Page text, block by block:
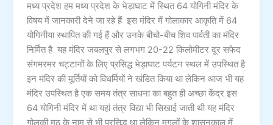
मध्य प्रदेश हम मध्य प्रदेश के भेड़ाघाट में स्थित 64 योगिनी मंदिर के
विषय में जानकारी देने जा रहे हैं इस मंदिर में गोलाकार आकृति में 64
योगिनीया स्थापित की गई हैं और उनके बीचो-बीच शिव पार्वती का मंदिर
निर्मित है यह मंदिर जबलपुर से लगभग 20-22 किलोमीटर दूर सफेद
संगमरमर चट्टानों के लिए प्रसिद्ध भेड़ाघाट पर्यटन स्थल में उपस्थित है
इन मंदिर की मूर्तियों को विधर्मियों ने खंडित किया था लेकिन आज भी यह
मंदिर उपस्थित है एक समय तंत्र साधना का बहुत ही अच्छा केंद्र इस
64 योगिनी मंदिर में था यहां तंत्र विद्या भी सिखाई जाती थी यह मंदिर
गोलकी मठ के नाम से भी प्रसिद्ध था लेकिन मुगलों के शासनकाल में